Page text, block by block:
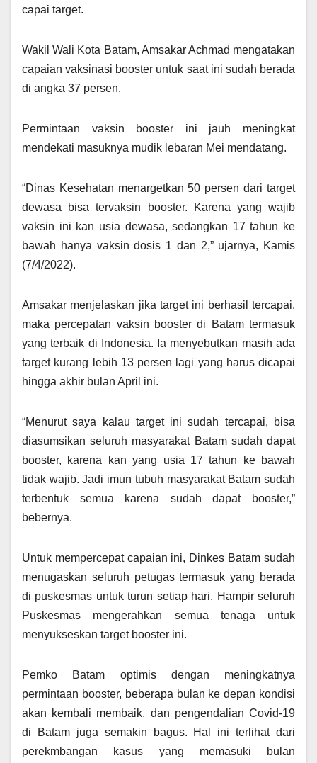
capai target.
Wakil Wali Kota Batam, Amsakar Achmad mengatakan
capaian vaksinasi booster untuk saat ini sudah berada
di angka 37 persen.
Permintaan vaksin booster ini jauh meningkat
mendekati masuknya mudik lebaran Mei mendatang.
“Dinas Kesehatan menargetkan 50 persen dari target
dewasa bisa tervaksin booster. Karena yang wajib
vaksin ini kan usia dewasa, sedangkan 17 tahun ke
bawah hanya vaksin dosis 1 dan 2,” ujarnya, Kamis
(7/4/2022).
Amsakar menjelaskan jika target ini berhasil tercapai,
maka percepatan vaksin booster di Batam termasuk
yang terbaik di Indonesia. Ia menyebutkan masih ada
target kurang lebih 13 persen lagi yang harus dicapai
hingga akhir bulan April ini.
“Menurut saya kalau target ini sudah tercapai, bisa
diasumsikan seluruh masyarakat Batam sudah dapat
booster, karena kan yang usia 17 tahun ke bawah
tidak wajib. Jadi imun tubuh masyarakat Batam sudah
terbentuk semua karena sudah dapat booster,”
bebernya.
Untuk mempercepat capaian ini, Dinkes Batam sudah
menugaskan seluruh petugas termasuk yang berada
di puskesmas untuk turun setiap hari. Hampir seluruh
Puskesmas mengerahkan semua tenaga untuk
menyukseskan target booster ini.
Pemko Batam optimis dengan meningkatnya
permintaan booster, beberapa bulan ke depan kondisi
akan kembali membaik, dan pengendalian Covid-19
di Batam juga semakin bagus. Hal ini terlihat dari
perekmbangan kasus yang memasuki bulan